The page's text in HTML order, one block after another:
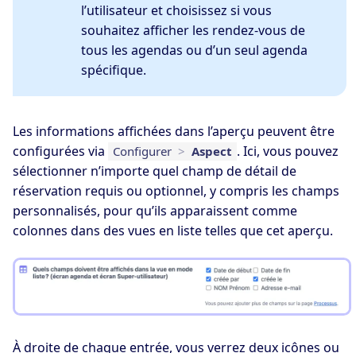
l’utilisateur et choisissez si vous
souhaitez afficher les rendez-vous de
tous les agendas ou d’un seul agenda
spécifique.
Les informations affichées dans l’aperçu peuvent être
configurées via Configurer > Aspect . Ici, vous pouvez
sélectionner n’importe quel champ de détail de
réservation requis ou optionnel, y compris les champs
personnalisés, pour qu’ils apparaissent comme
colonnes dans des vues en liste telles que cet aperçu.
À droite de chaque entrée, vous verrez deux icônes ou